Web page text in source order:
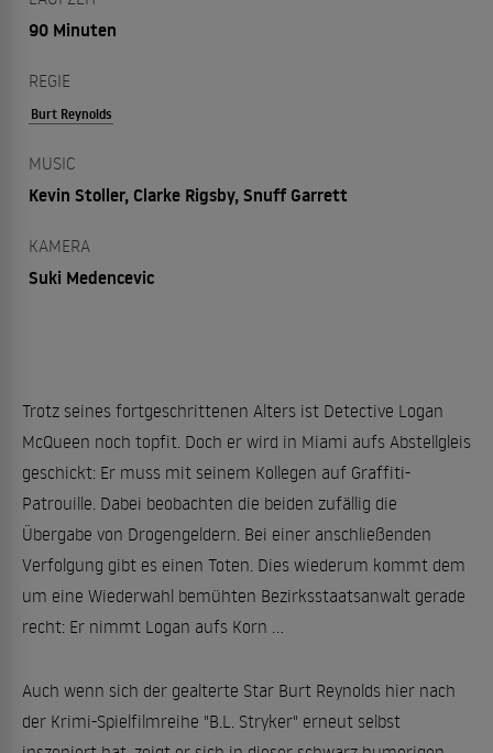
90 Minuten
REGIE
Burt Reynolds
MUSIC
Kevin Stoller, Clarke Rigsby, Snuff Garrett
KAMERA
Suki Medencevic
Trotz seines fortgeschrittenen Alters ist Detective Logan
McQueen noch topfit. Doch er wird in Miami aufs Abstellgleis
geschickt: Er muss mit seinem Kollegen auf Graffiti-
Patrouille. Dabei beobachten die beiden zufällig die
Übergabe von Drogengeldern. Bei einer anschließenden
Verfolgung gibt es einen Toten. Dies wiederum kommt dem
um eine Wiederwahl bemühten Bezirksstaatsanwalt gerade
recht: Er nimmt Logan aufs Korn ...
Auch wenn sich der gealterte Star Burt Reynolds hier nach
der Krimi-Spielfilmreihe "B.L. Stryker" erneut selbst